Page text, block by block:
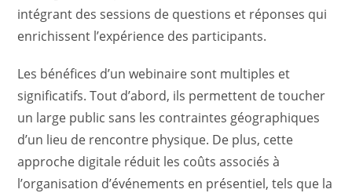
intégrant des sessions de questions et réponses qui
enrichissent l’expérience des participants.
Les bénéfices d’un webinaire sont multiples et
significatifs. Tout d’abord, ils permettent de toucher
un large public sans les contraintes géographiques
d’un lieu de rencontre physique. De plus, cette
approche digitale réduit les coûts associés à
l’organisation d’événements en présentiel, tels que la